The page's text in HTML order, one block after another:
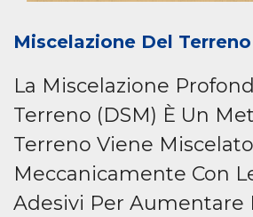
Miscelazione Del
La Miscelazione
Terreno (DSM) È Un
Terreno Viene Miscelato
Meccanicamente Con
Adesivi Per Aumentare